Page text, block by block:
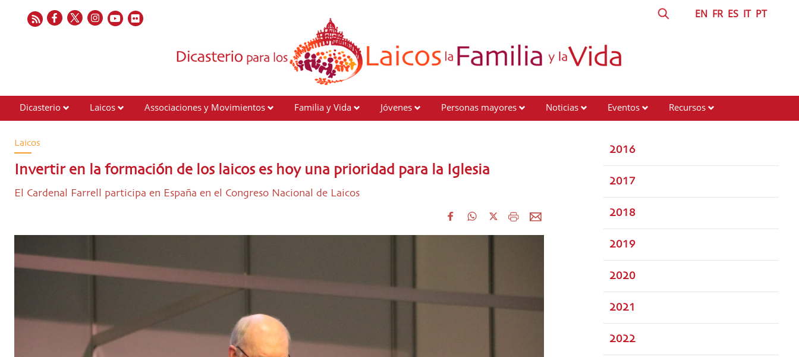
EN FR ES IT PT
Dicasterio Laicos Associaciones y Movimientos Familia y Vida Jóvenes Personas mayores Noticias Eventos
Recursos
Laicos
Invertir en la formación de los laicos es hoy una prioridad para la Iglesia
El Cardenal Farrell participa en España en el Congreso Nacional de Laicos
2016
2017
2018
2019
2020
2021
2022